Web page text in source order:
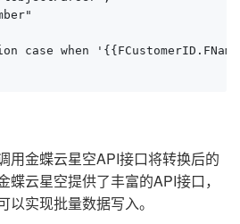
case when
用金蝶云星空API接口将转换后的
云星空提供了丰富的API接口，
以实现批量数据写入。